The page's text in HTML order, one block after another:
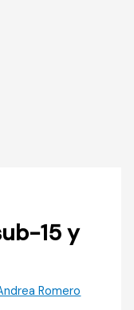
15 y
Romero